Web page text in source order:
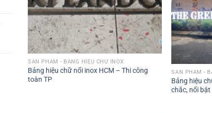
SẢN PHẨM - BẢNG HIỆU CHỮ INOX
Bảng hiệu chữ nổi inox HCM – Thi công
toàn TP
SẢN PHẨM -
Bảng hiệu
chắc, nổi